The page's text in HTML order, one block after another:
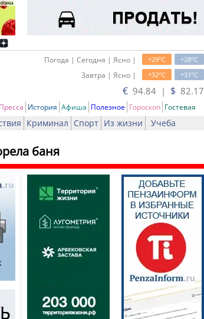
+28oC
+29oC
Погода | Сегодня | Ясно |
+31oC
+32oC
Завтра | Ясно |
€ 94.84 | $ 82.17
Пресса История Афиша Полезное Гороскоп Гостевая
Криминал Спорт Из жизни Учеба
баня
Печать